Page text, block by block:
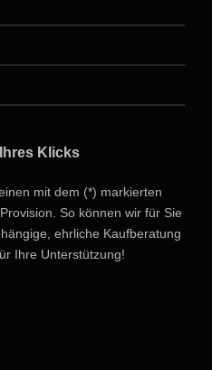
Klicks
mit dem (*) markierten
So können wir für Sie
ehrliche Kaufberatung
Ihre Unterstützung!